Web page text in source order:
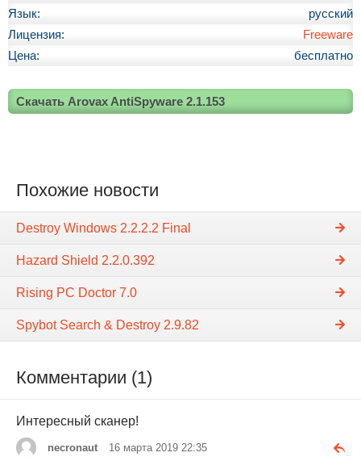
Язык:
русский
Лицензия:
Freeware
Цена:
бесплатно
Скачать Arovax AntiSpyware 2.1.153
Похожие новости
Destroy Windows 2.2.2.2 Final
Hazard Shield 2.2.0.392
Rising PC Doctor 7.0
Spybot Search & Destroy 2.9.82
Комментарии (1)
Интересный сканер!
necronaut 16 марта 2019 22:35